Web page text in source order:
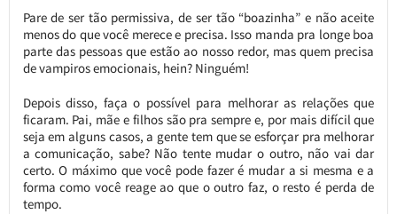
Pare de ser tão permissiva, de ser tão “boazinha” e não aceite
menos do que você merece e precisa. Isso manda pra longe boa
parte das pessoas que estão ao nosso redor, mas quem precisa
de vampiros emocionais, hein? Ninguém!
Depois disso, faça o possível para melhorar as relações que
ficaram. Pai, mãe e filhos são pra sempre e, por mais difícil que
seja em alguns casos, a gente tem que se esforçar pra melhorar
a comunicação, sabe? Não tente mudar o outro, não vai dar
certo. O máximo que você pode fazer é mudar a si mesma e a
forma como você reage ao que o outro faz, o resto é perda de
tempo.